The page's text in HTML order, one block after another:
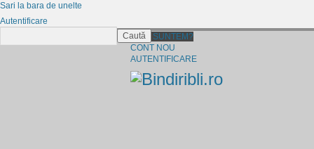
CINE SUNTEM?
CONT NOU
AUTENTIFICARE
Sari la bara de unelte
Autentificare
Caută